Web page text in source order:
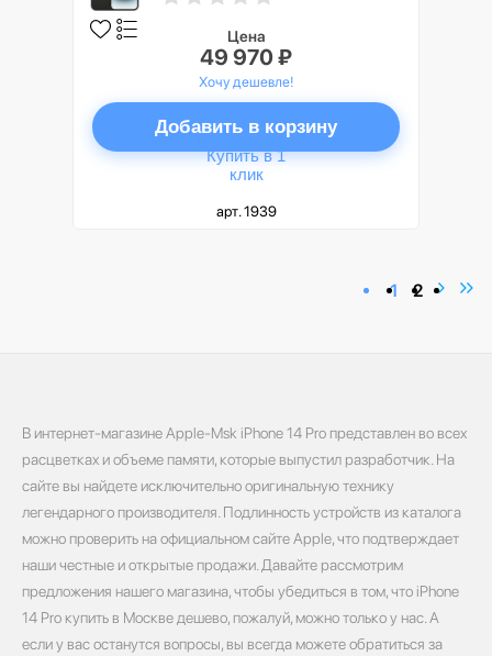
Цена
49 970 ₽
Хочу дешевле!
Добавить в корзину
Купить в 1
клик
арт. 1939
1 2
В интернет-магазине Apple-Msk iPhone 14 Pro представлен во всех
расцветках и объеме памяти, которые выпустил разработчик. На
сайте вы найдете исключительно оригинальную технику
легендарного производителя. Подлинность устройств из каталога
можно проверить на официальном сайте Apple, что подтверждает
наши честные и открытые продажи. Давайте рассмотрим
предложения нашего магазина, чтобы убедиться в том, что iPhone
14 Pro купить в Москве дешево, пожалуй, можно только у нас. А
если у вас останутся вопросы, вы всегда можете обратиться за